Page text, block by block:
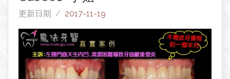
更新日期 / 2017-11-19